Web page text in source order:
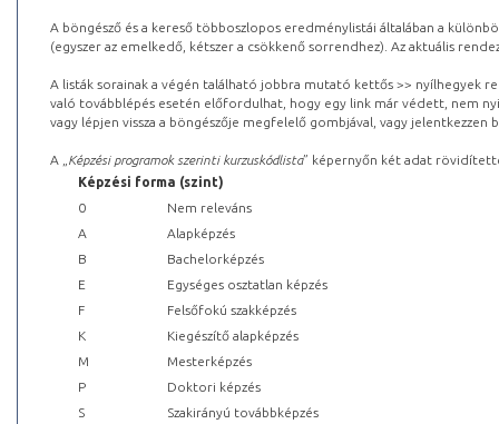
A böngésző és a kereső többoszlopos eredménylistái általában a
(egyszer az emelkedő, kétszer a csökkenő sorrendhez). Az aktuális
A listák sorainak a végén található jobbra mutató kettős >> nyílhegyek
való továbblépés esetén előfordulhat, hogy egy link már védett, nem
vagy lépjen vissza a böngészője megfelelő gombjával, vagy
A „ Képzési programok szerinti kurzuskódlista” képernyőn két adat
Képzési forma (szint)
0
Nem releváns
A
Alapképzés
B
Bachelorképzés
E
Egységes osztatlan képzés
F
Felsőfokú szakképzés
K
Kiegészítő alapképzés
M
Mesterképzés
P
Doktori képzés
S
Szakirányú továbbképzés